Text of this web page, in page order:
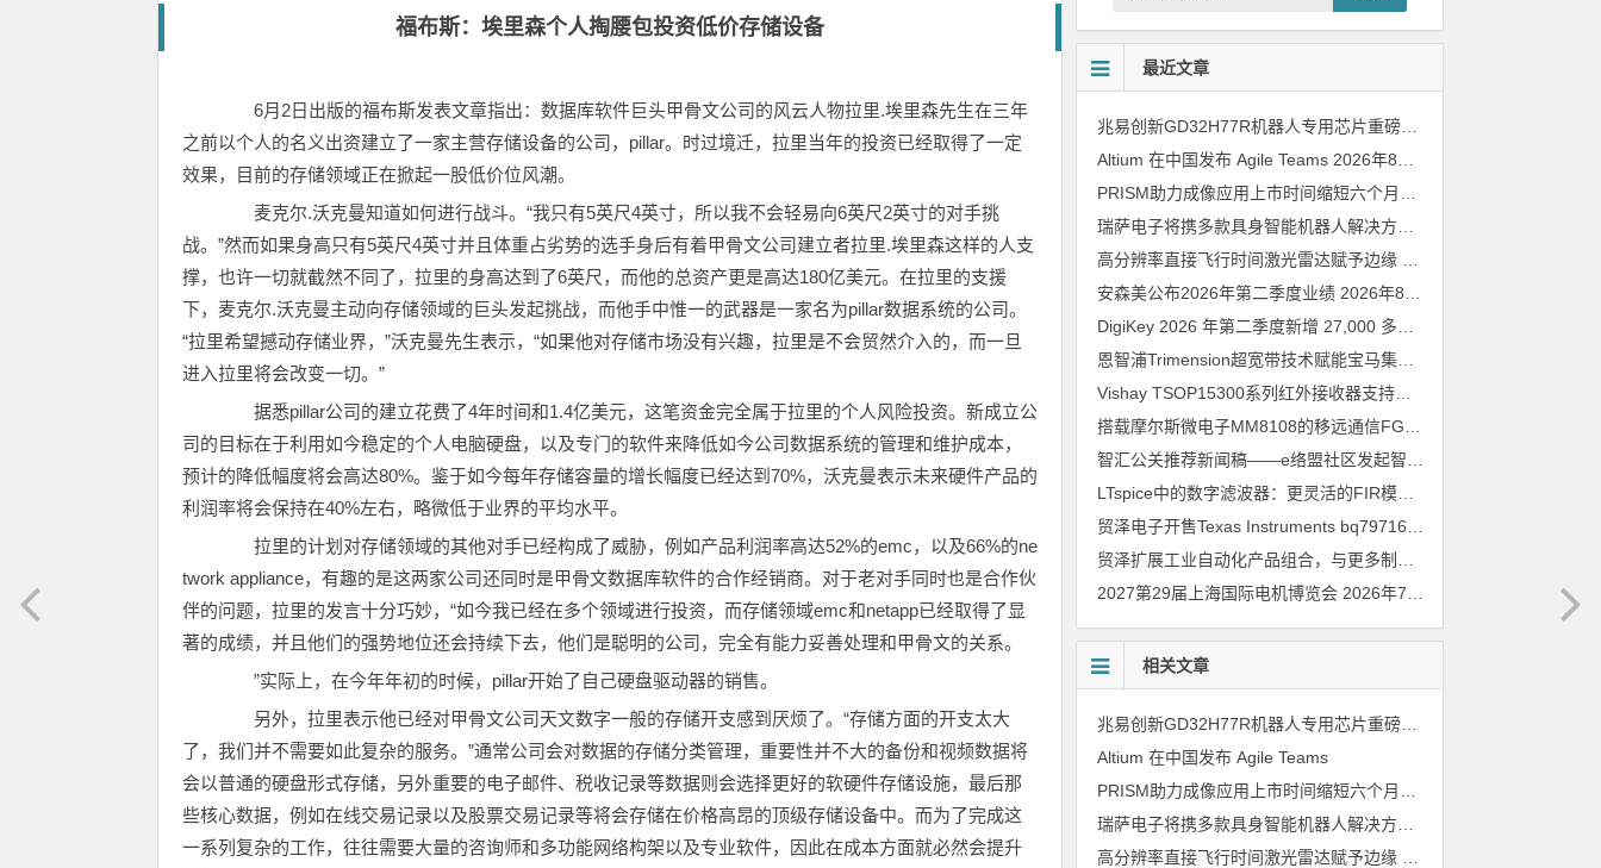
福布斯：埃里森个人掏腰包投资低价存储设备
6月2日出版的福布斯发表文章指出：数据库软件巨头甲骨文公司的风云人物拉里.埃里森先生在三年
之前以个人的名义出资建立了一家主营存储设备的公司，pillar。时过境迁，拉里当年的投资已经取得了一定
效果，目前的存储领域正在掀起一股低价位风潮。
麦克尔.沃克曼知道如何进行战斗。“我只有5英尺4英寸，所以我不会轻易向6英尺2英寸的对手挑
战。”然而如果身高只有5英尺4英寸并且体重占劣势的选手身后有着甲骨文公司建立者拉里.埃里森这样的人支
撑，也许一切就截然不同了，拉里的身高达到了6英尺，而他的总资产更是高达180亿美元。在拉里的支援
下，麦克尔.沃克曼主动向存储领域的巨头发起挑战，而他手中惟一的武器是一家名为pillar数据系统的公司。
“拉里希望撼动存储业界，”沃克曼先生表示，“如果他对存储市场没有兴趣，拉里是不会贸然介入的，而一旦
进入拉里将会改变一切。”
据悉pillar公司的建立花费了4年时间和1.4亿美元，这笔资金完全属于拉里的个人风险投资。新成立公
司的目标在于利用如今稳定的个人电脑硬盘，以及专门的软件来降低如今公司数据系统的管理和维护成本，
预计的降低幅度将会高达80%。鉴于如今每年存储容量的增长幅度已经达到70%，沃克曼表示未来硬件产品的
利润率将会保持在40%左右，略微低于业界的平均水平。
拉里的计划对存储领域的其他对手已经构成了威胁，例如产品利润率高达52%的emc，以及66%的ne
twork appliance，有趣的是这两家公司还同时是甲骨文数据库软件的合作经销商。对于老对手同时也是合作伙
伴的问题，拉里的发言十分巧妙，“如今我已经在多个领域进行投资，而存储领域emc和netapp已经取得了显
著的成绩，并且他们的强势地位还会持续下去，他们是聪明的公司，完全有能力妥善处理和甲骨文的关系。
”实际上，在今年年初的时候，pillar开始了自己硬盘驱动器的销售。
另外，拉里表示他已经对甲骨文公司天文数字一般的存储开支感到厌烦了。“存储方面的开支太大
了，我们并不需要如此复杂的服务。”通常公司会对数据的存储分类管理，重要性并不大的备份和视频数据将
会以普通的硬盘形式存储，另外重要的电子邮件、税收记录等数据则会选择更好的软硬件存储设施，最后那
些核心数据，例如在线交易记录以及股票交易记录等将会存储在价格高昂的顶级存储设备中。而为了完成这
一系列复杂的工作，往往需要大量的咨询师和多功能网络构架以及专业软件，因此在成本方面就必然会提升
最近文章
兆易创新GD32H77R机器人专用芯片重磅亮相，精准赋能伺服驱动与关节控制
Altium 在中国发布 Agile Teams 2026年8月6日
安森美公布2026年第二季度业绩 2026年8月6日
恩智浦Trimension超宽带技术赋能宝马集团Digital Key Plus及生命体存在检测功能
Vishay TSOP15300系列红外接收器支持所有主流遥控代码
LTspice中的数字滤波器：更灵活的FIR模型
2027第29届上海国际电机博览会 2026年7月30日
相关文章
兆易创新GD32H77R机器人专用芯片重磅亮相，精准赋能伺服驱动与关节控制
Altium 在中国发布 Agile Teams